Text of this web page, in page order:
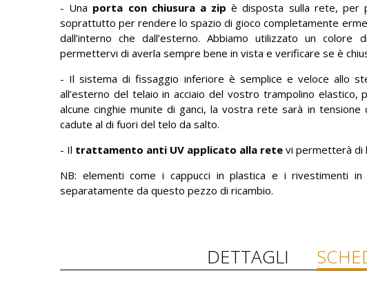
- Una porta con chiusura a zip è disposta sulla rete, per
soprattutto per rendere lo spazio di gioco completamente
dall’interno che dall’esterno. Abbiamo utilizzato un
permettervi di averla sempre bene in vista e verificare se è
- Il sistema di fissaggio inferiore è semplice e veloce allo
all’esterno del telaio in acciaio del vostro trampolino
alcune cinghie munite di ganci, la vostra rete sarà in
cadute al di fuori del telo da salto.
- Il trattamento anti UV applicato alla rete vi permetterà di
NB: elementi come i cappucci in plastica e i rivestimenti
separatamente da questo pezzo di ricambio.
DETTAGLI